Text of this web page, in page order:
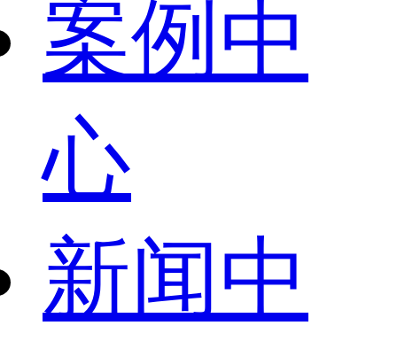
案例中
心
新闻中